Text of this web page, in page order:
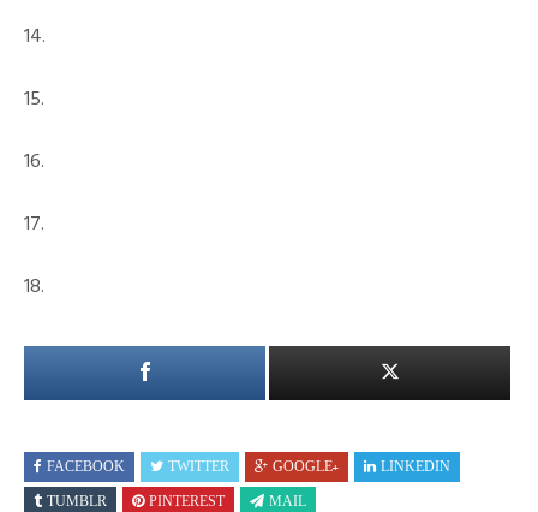
14.
15.
16.
17.
18.
FACEBOOK TWITTER GOOGLE+ LINKEDIN
TUMBLR PINTEREST MAIL